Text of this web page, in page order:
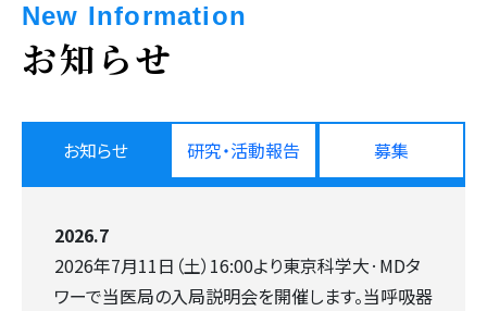
New Information
お知らせ
お知らせ 研究・活動報告 募集
2026.7
2026年7月11日（土）16:00より東京科学大·MDタ
ワーで当医局の入局説明会を開催します。当呼吸器